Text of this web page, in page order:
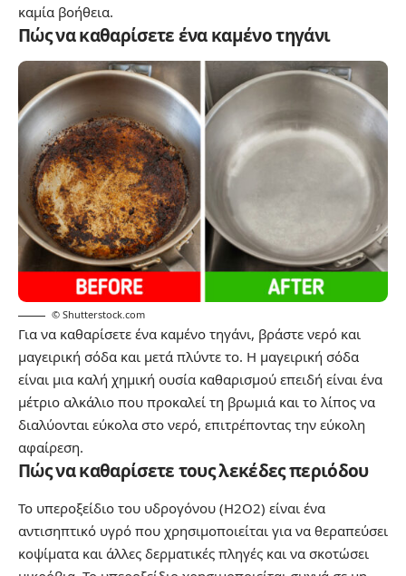
καμία βοήθεια.
Πώς να καθαρίσετε ένα καμένο τηγάνι
© Shutterstock.com
Για να καθαρίσετε ένα καμένο τηγάνι, βράστε νερό και
μαγειρική σόδα και μετά πλύντε το. Η μαγειρική σόδα
είναι μια καλή χημική ουσία καθαρισμού επειδή είναι ένα
μέτριο αλκάλιο που προκαλεί τη βρωμιά και το λίπος να
διαλύονται εύκολα στο νερό, επιτρέποντας την εύκολη
αφαίρεση.
Πώς να καθαρίσετε τους λεκέδες περιόδου
Το υπεροξείδιο του υδρογόνου (H2O2) είναι ένα
αντισηπτικό υγρό που χρησιμοποιείται για να θεραπεύσει
κοψίματα και άλλες δερματικές πληγές και να σκοτώσει